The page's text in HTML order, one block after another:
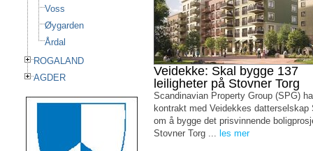
Voss
Øygarden
Årdal
ROGALAND
AGDER
Veidekke: Skal bygge 137
leiligheter på Stovner Torg
Scandinavian Property Group (SPG)
kontrakt med Veidekkes datterselskap
om å bygge det prisvinnende
Stovner Torg ... les mer